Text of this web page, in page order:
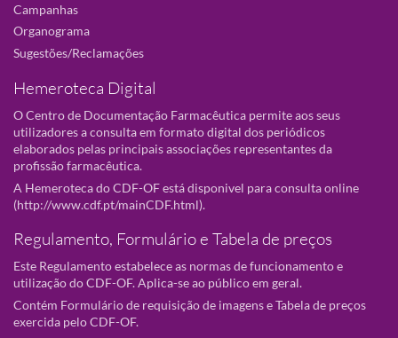
Campanhas
Organograma
Sugestões/Reclamações
Hemeroteca Digital
O Centro de Documentação Farmacêutica permite aos seus
utilizadores a consulta em formato digital dos periódicos
elaborados pelas principais associações representantes da
profissão farmacêutica.
A Hemeroteca do CDF-OF está disponivel para consulta online
(http://www.cdf.pt/mainCDF.html).
Regulamento, Formulário e Tabela de preços
Este Regulamento estabelece as normas de funcionamento e
utilização do CDF-OF. Aplica-se ao público em geral.
Contém Formulário de requisição de imagens e Tabela de preços
exercida pelo CDF-OF.